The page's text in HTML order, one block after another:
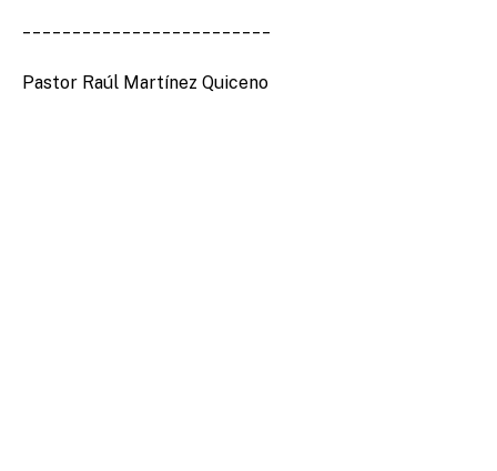
Pastor Raúl Martínez Quiceno